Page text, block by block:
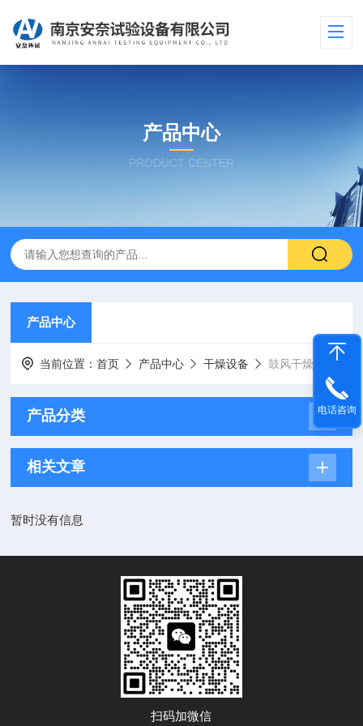
产品中心
PRODUCT CENTER
产品中心
当前位置：首页 产品中心 干燥设备 ​鼓风干燥箱
产品分类
相关文章
暂时没有信息
扫码加微信
电话咨询